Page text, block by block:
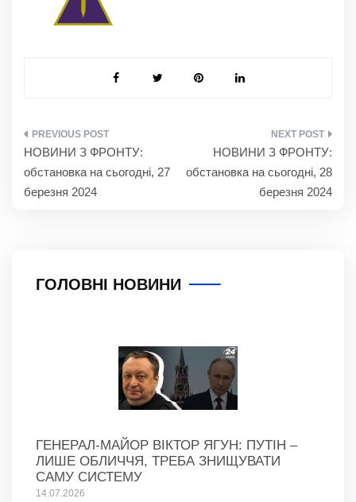
НАВІГАЦІЯ
ЗАПИСІВ
НОВИНИ З ФРОНТУ:
обстановка на сьогодні, 27
березня 2024
НОВИНИ З ФРОНТУ:
обстановка на сьогодні, 28
березня 2024
ГОЛОВНІ НОВИНИ
ГЕНЕРАЛ-МАЙОР ВІКТОР ЯГУН: ПУТІН –
ЛИШЕ ОБЛИЧЧЯ, ТРЕБА ЗНИЩУВАТИ
САМУ СИСТЕМУ
14.07.2026